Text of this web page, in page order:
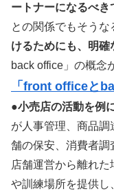
ートナーになるべき
との関係でもそうな
けるためにも、明確
back office」の概念
「front officeと
●小売店の活動を例
が人事管理、商品
舗の保安、消費者調
店舗運営から離れ
や訓練場所を提供し